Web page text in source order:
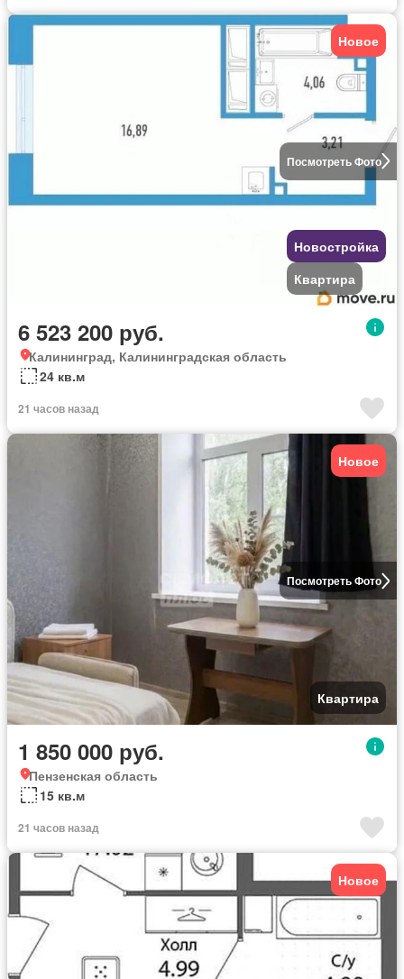
Посмотреть Фото
Новое
Новостройка
Квартира
6 523 200 руб.
Калининград, Калининградская область
24 кв.м
21 часов назад
Посмотреть Фото
Новое
Квартира
1 850 000 руб.
Пензенская область
15 кв.м
21 часов назад
Новое